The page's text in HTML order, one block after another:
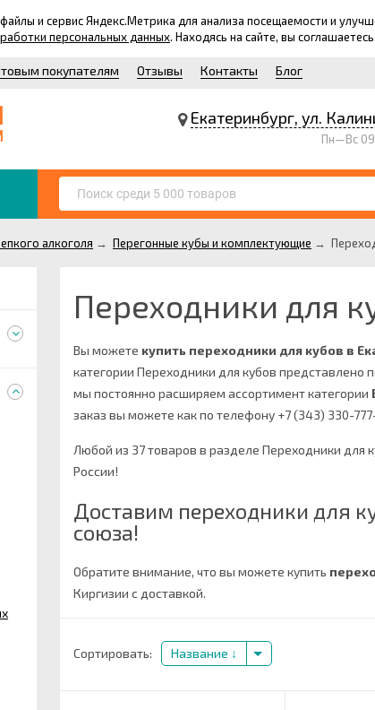
и сервис Яндекс.Метрика для анализа посещаемости и
персональных данных. Находясь на сайте, вы
покупателям Отзывы Контакты Блог
Екатеринбург, ул.
Пн—Вс
алкоголя → Перегонные кубы и комплектующие →
Переходники для
Вы можете купить переходники для кубов в
категории Переходники для кубов
мы постоянно расширяем ассортимент категории
заказ вы можете как по телефону +7 (343) 330-
Любой из 37 товаров в разделе Переходники
России!
Доставим переходники для
союза!
Обратите внимание, что вы можете купить
Киргизии с доставкой.
Сортировать: Название